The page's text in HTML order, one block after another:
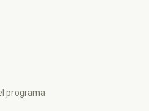
programa